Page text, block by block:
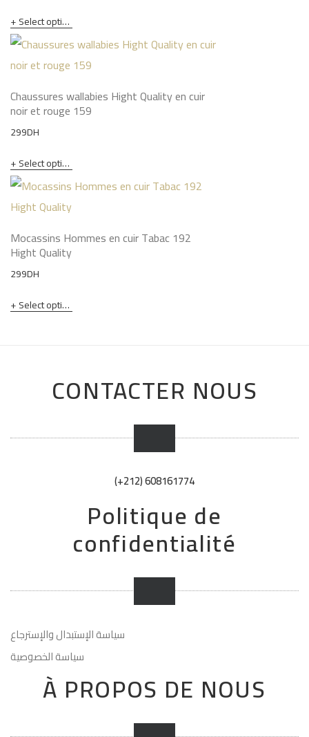
Select options
Chaussures wallabies Hight Quality en cuir
noir et rouge 159
299DH
Select options
Mocassins Hommes en cuir Tabac 192
Hight Quality
299DH
Select options
CONTACTER NOUS
(+212) 608161774
Politique de
confidentialité
سياسة الإستبدال والإسترجاع
سياسة الخصوصية
À PROPOS DE NOUS